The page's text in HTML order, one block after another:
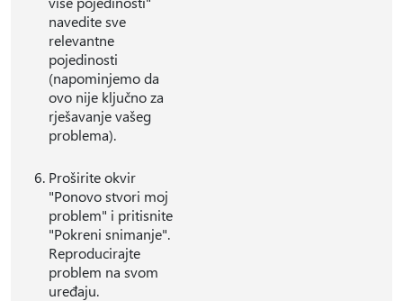
navedite sve
relevantne
pojedinosti
(napominjemo da
ovo nije ključno za
rješavanje vašeg
problema).
Proširite okvir
"Ponovo stvori moj
problem" i pritisnite
"Pokreni snimanje".
Reproducirajte
problem na svom
uređaju.